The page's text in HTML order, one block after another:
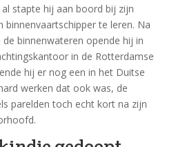
stapte hij aan boord bij zijn
binnenvaartschipper te leren. Na
binnenwateren opende hij in
in de Rotterdamse
hij er nog een in het Duitse
werken dat ook was, de
parelden toch echt kort na zijn